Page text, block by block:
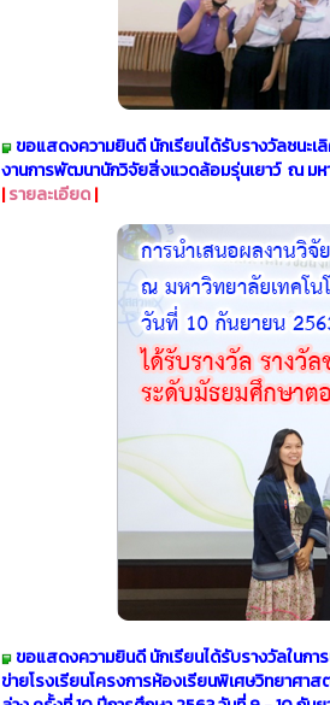
ขอแสดงความยินดี นักเรียนได้รับรางวัลชนะ
งานการพัฒนานักวิจัยสิ่งแวดล้อมรุ่นเยาว์ ณ มห
|รายละเอียด|
ขอแสดงความยินดี นักเรียนได้รับรางวัลในกา
ข่ายโรงเรียนโครงการห้องเรียนพิเศษวิทยาศ